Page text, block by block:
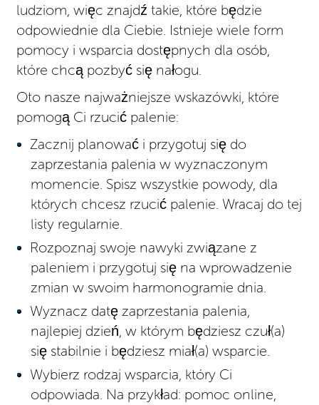
ludziom, więc znajdź takie, które będzie
odpowiednie dla Ciebie. Istnieje wiele form
pomocy i wsparcia dostępnych dla osób,
które chcą pozbyć się nałogu.
Oto nasze najważniejsze wskazówki, które
pomogą Ci rzucić palenie:
Zacznij planować i przygotuj się do
zaprzestania palenia w wyznaczonym
momencie. Spisz wszystkie powody, dla
których chcesz rzucić palenie. Wracaj do tej
listy regularnie.
Rozpoznaj swoje nawyki związane z
paleniem i przygotuj się na wprowadzenie
zmian w swoim harmonogramie dnia.
Wyznacz datę zaprzestania palenia,
najlepiej dzień, w którym będziesz czuł(a)
się stabilnie i będziesz miał(a) wsparcie.
Wybierz rodzaj wsparcia, który Ci
odpowiada. Na przykład: pomoc online,